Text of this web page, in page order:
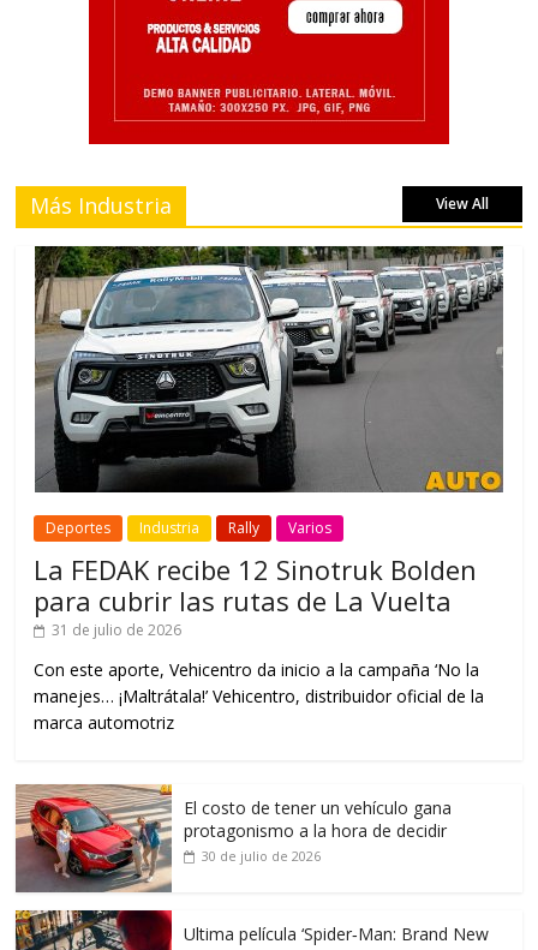
Más Industria View All
Deportes Industria Rally Varios
La FEDAK recibe 12 Sinotruk Bolden
para cubrir las rutas de La Vuelta
31 de julio de 2026
Con este aporte, Vehicentro da inicio a la campaña ‘No la
manejes… ¡Maltrátala!’ Vehicentro, distribuidor oficial de la
marca automotriz
El costo de tener un vehículo gana
protagonismo a la hora de decidir
30 de julio de 2026
Ultima película ‘Spider‑Man: Brand New